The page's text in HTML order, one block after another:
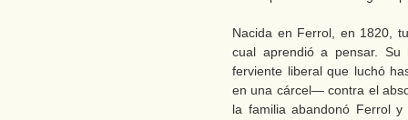
Nacida en Ferrol, en 1820,
cual aprendió a pensar.
ferviente liberal que luchó
en una cárcel— contra el
la familia abandonó Ferrol